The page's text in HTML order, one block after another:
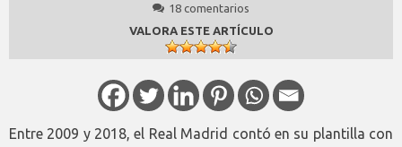
18 comentarios
VALORA ESTE ARTÍCULO
Entre 2009 y 2018, el Real Madrid contó en su plantilla con